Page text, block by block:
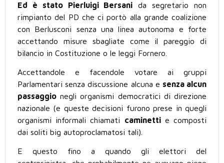
Ed è stato Pierluigi Bersani da segretario non
rimpianto del PD che ci portò alla grande coalizione
con Berlusconi senza una linea autonoma e forte
accettando misure sbagliate come il pareggio di
bilancio in Costituzione o le leggi Fornero.
Accettandole e facendole votare ai gruppi
Parlamentari senza discussione alcuna e senza alcun
passaggio negli organismi democratici di direzione
nazionale (e queste decisioni furono prese in quegli
organismi informali chiamati caminettie composti
dai soliti big autoproclamatosi tali).
E questo fino a quando gli elettori del